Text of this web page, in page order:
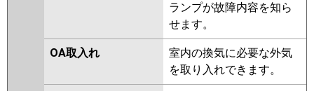
ランプが故障内容を知ら
せます。
OA取入れ
室内の換気に必要な外気
を取り入れできます。